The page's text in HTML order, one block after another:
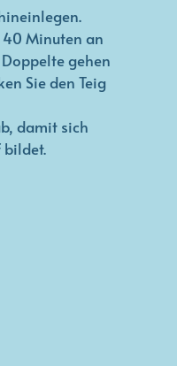
Minuten an
gehen
Sie den Teig
damit sich
bildet.